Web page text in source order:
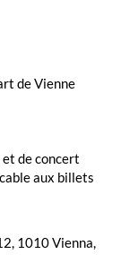
de Vienne
de concert
aux billets
1010 Vienna,